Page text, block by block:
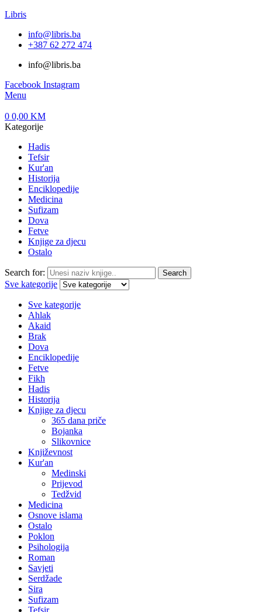
Libris
info@libris.ba
+387 62 272 474​
info@libris.ba
Facebook Instagram
Menu
0 0,00 KM
Kategorije
Hadis
Tefsir
Kur'an
Historija
Enciklopedije
Medicina
Sufizam
Dova
Fetve
Knjige za djecu
Ostalo
Search for: Search
Sve kategorije
Sve kategorije
Ahlak
Akaid
Brak
Dova
Enciklopedije
Fetve
Fikh
Hadis
Historija
Knjige za djecu
365 dana priče
Bojanka
Slikovnice
Književnost
Kur'an
Medinski
Prijevod
Tedžvid
Medicina
Osnove islama
Ostalo
Poklon
Psihologija
Roman
Savjeti
Serdžade
Sira
Sufizam
Tefsir